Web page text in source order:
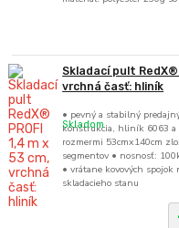
Skladací pult RedX®
vrchná časť: hliník
• pevný a stabilný
konštrukcia, hliník 6063 a
rozmermi 53cmx140cm
segmentov • nosnosť:
• vrátane kovových
skladacieho stanu
Skladom